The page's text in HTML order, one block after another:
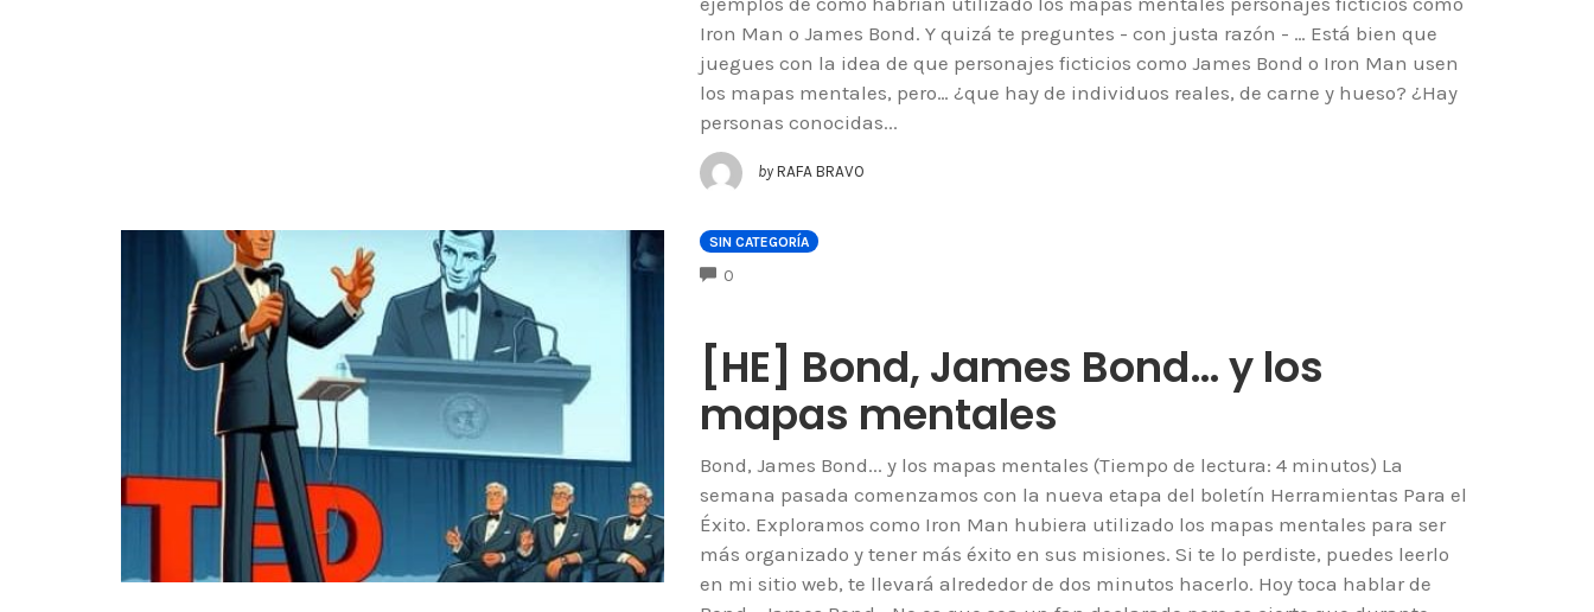
Iron Man o James Bond. Y quizá te preguntes - con justa razón - … Está bien que
juegues con la idea de que personajes ficticios como James Bond o Iron Man usen
los mapas mentales, pero… ¿que hay de individuos reales, de carne y hueso? ¿Hay
personas conocidas...
by RAFA BRAVO
SIN CATEGORÍA
0
[HE] Bond, James Bond… y los
mapas mentales
Bond, James Bond... y los mapas mentales (Tiempo de lectura: 4 minutos) La
semana pasada comenzamos con la nueva etapa del boletín Herramientas Para el
Éxito. Exploramos como Iron Man hubiera utilizado los mapas mentales para ser
más organizado y tener más éxito en sus misiones. Si te lo perdiste, puedes leerlo
en mi sitio web, te llevará alrededor de dos minutos hacerlo. Hoy toca hablar de